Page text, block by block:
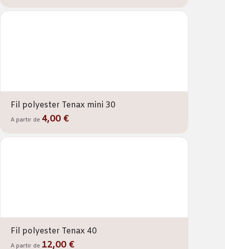
Fil polyester Tenax mini 30
A partir de 4,00 €
Fil polyester Tenax 40
A partir de 12,00 €